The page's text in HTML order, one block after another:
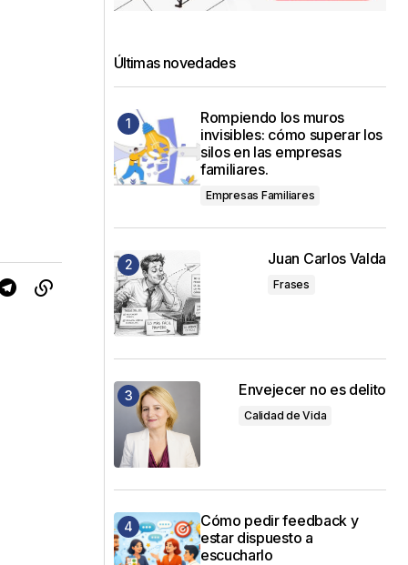
Últimas novedades
Rompiendo los muros
invisibles: cómo superar los
silos en las empresas
familiares.
Empresas Familiares
Juan Carlos Valda
Frases
Envejecer no es delito
Calidad de Vida
Cómo pedir feedback y
estar dispuesto a
escucharlo